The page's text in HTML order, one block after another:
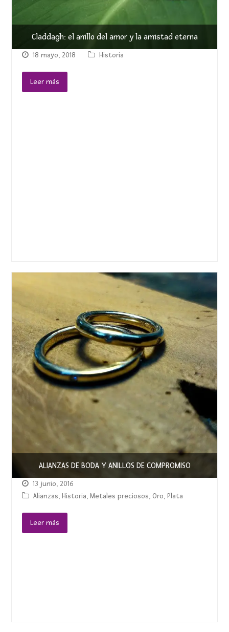
Claddagh: el anillo del amor y la amistad eterna
18 mayo, 2018 Historia
Leer más
ALIANZAS DE BODA Y ANILLOS DE COMPROMISO
13 junio, 2016
Alianzas,Historia,Metales preciosos, Oro,Plata
Leer más